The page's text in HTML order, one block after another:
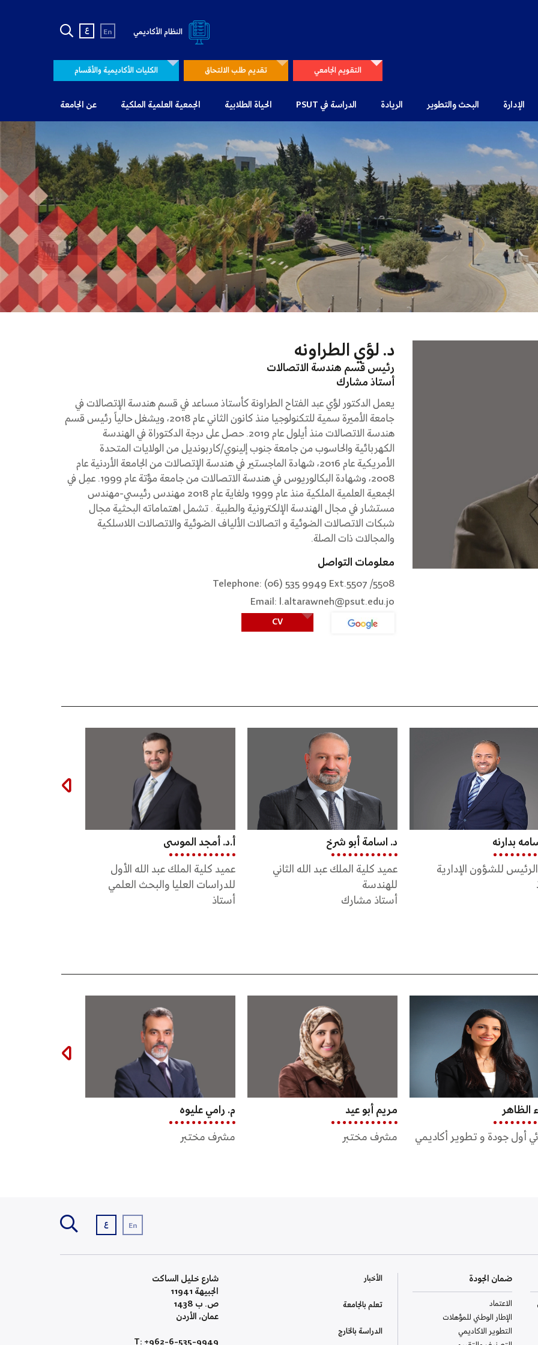
النظام الأكاديمي En ع
التقويم الجامعي تقديم طلب الالتحاق الكليات الأكاديمية والأقسام
الإدارة البحث والتطوير الريادة الدراسة في PSUT الحياة الطلابية الجمعية العلمية الملكية عن الجامعة
د. لؤي الطراونه
رئيس قسم هندسة الاتصالات
أستاذ مشارك
يعمل الدكتور لؤي عبد الفتاح الطراونة كأستاذ مساعد في قسم هندسة الإتصالات في
جامعة الأميرة سمية للتكنولوجيا منذ كانون الثاني عام 2018، ويشغل حالياً رئيس قسم
هندسة الاتصالات منذ أيلول عام 2019. حصل على درجة الدكتوراة في الهندسة
الكهربائية والحاسوب من جامعة جنوب إلينوي/كاربونديل من الولايات المتحدة
الأمريكية عام 2016، شهادة الماجستير في هندسة الإتصالات من الجامعة الأردنية عام
2008، وشهادة البكالوريوس في هندسة الاتصالات من جامعة مؤتة عام 1999. عمِل في
الجمعية العلمية الملكية منذ عام 1999 ولغاية عام 2018 مهندس رئيسي-مهندس
مستشار في مجال الهندسة الإلكترونية والطبية . تشمل اهتماماته البحثية مجال
شبكات الاتصالات الضوئية و اتصالات الألياف الضوئية والاتصالات اللاسلكية
والمجالات ذات الصلة.
معلومات التواصل
Telephone: (06) 535 9949 Ext.5507 /5508
Email: l.altarawneh@psut.edu.jo
CV
أبو شرخ
الملك عبد الله الثاني
أ.د. أمجد الموسى
عميد كلية الملك عبد الله الأول
للدراسات العليا والبحث العلمي
أستاذ
أ.د. فادي شحروري
مساعد عميد كلية الملك عبد الله
الثاني للهندسة
أستاذ
أبو عيد
مختبر
م. رامي عليوه
مشرف مختبر
م. جمانة أبو حمد
مشرف مختبر
En ع
ضمان الجودة
الاعتماد
الإطار الوطني للمؤهلات
التطوير الاكاديمي
الأخبار
تعلم بالجامعة
الدراسة بالخارج
شارع خليل الساكت
الجبيهة 11941
ص. ب 1438
عمان، الأردن
T: +962-6-535-9949